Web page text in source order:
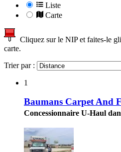
Liste
Carte
Cliquez sur le NIP et faites-le
carte.
Trier par :
1
Baumans Carpet And
Concessionnaire U-Haul